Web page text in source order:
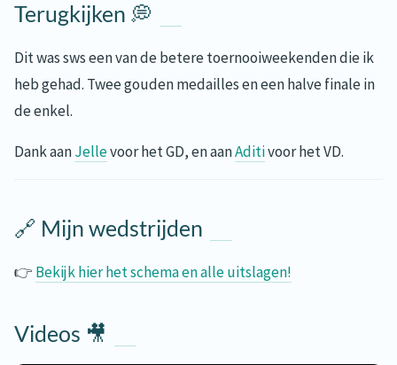
Terugkijken 💭
Dit was sws een van de betere toernooiweekenden die ik
heb gehad. Twee gouden medailles en een halve finale in
de enkel.
Dank aanJellevoor het GD, en aanAditivoor het VD.
🔗 Mijn wedstrijden
👉 Bekijk hier het schema en alle uitslagen!
Videos 🎥